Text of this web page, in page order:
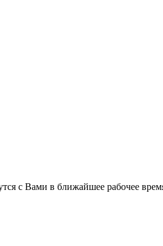
с Вами в ближайшее рабочее